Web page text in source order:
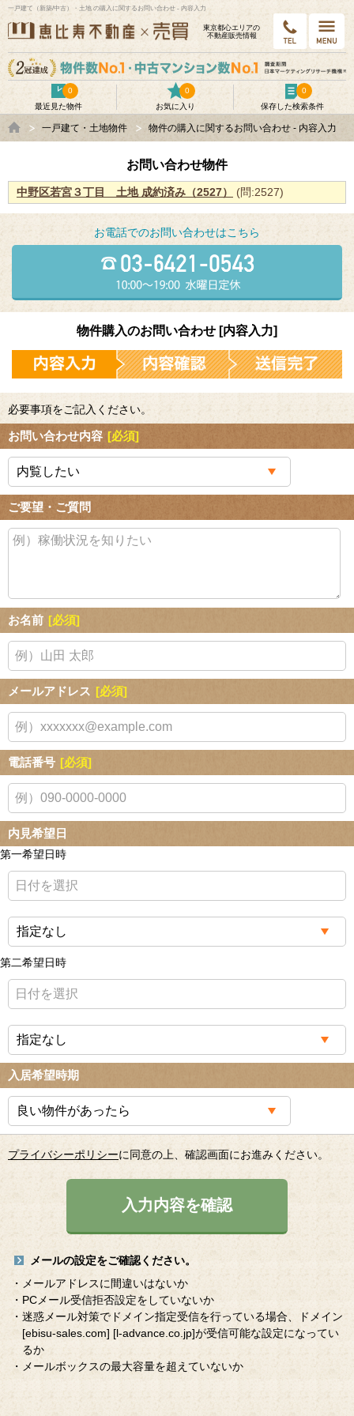
一戸建て（新築/中古）・土地 の購入に関するお問い合わせ - 内容入力
東京都⼼エリアの
不動産販売情報
最近見た物件
0
お気に入り
0
保存した検索条件
0
一戸建て・土地物件 物件の購入に関するお問い合わせ - 内容入力
お問い合わせ物件
中野区若宮３丁目 土地 成約済み（2527） (問:2527)
お電話でのお問い合わせはこちら
物件購入のお問い合わせ [内容入力]
必要事項をご記入ください。
お問い合わせ内容 [必須]
ご要望・ご質問
お名前 [必須]
メールアドレス [必須]
電話番号 [必須]
内見希望日
第一希望日時
第二希望日時
入居希望時期
プライバシーポリシーに同意の上、確認画面にお進みください。
入力内容を確認
メールの設定をご確認ください。
・メールアドレスに間違いはないか
・PCメール受信拒否設定をしていないか
・迷惑メール対策でドメイン指定受信を行っている場合、ドメイン
[ebisu-sales.com] [l-advance.co.jp]が受信可能な設定になってい
るか
・メールボックスの最大容量を超えていないか